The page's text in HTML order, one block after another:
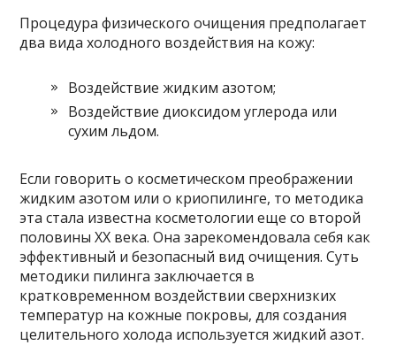
Процедура физического очищения предполагает
два вида холодного воздействия на кожу:
Воздействие жидким азотом;
Воздействие диоксидом углерода или
сухим льдом.
Если говорить о косметическом преображении
жидким азотом или о криопилинге, то методика
эта стала известна косметологии еще со второй
половины XX века. Она зарекомендовала себя как
эффективный и безопасный вид очищения. Суть
методики пилинга заключается в
кратковременном воздействии сверхнизких
температур на кожные покровы, для создания
целительного холода используется жидкий азот.